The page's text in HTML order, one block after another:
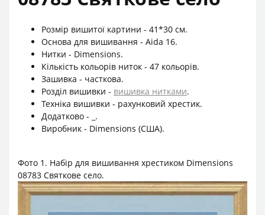
Розмір вишитої картини - 41*30 см.
Основа для вишивання - Aida 16.
Нитки - Dimensions.
Кількість кольорів ниток - 47 кольорів.
Зашивка - часткова.
Розділ вишивки - вишивка нитками.
Техніка вишивки - рахунковий хрестик.
Додатково - _.
Виробник - Dimensions (США).
Фото 1. Набір для вишивання хрестиком Dimensions
08783 Святкове село.